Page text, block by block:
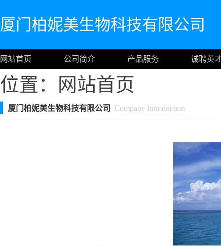
厦门柏妮美生物科技有限公司
网站首页 公司简介 产品服务 诚聘英
位置： 网站首页
厦门柏妮美生物科技有限公司 Company Introduction